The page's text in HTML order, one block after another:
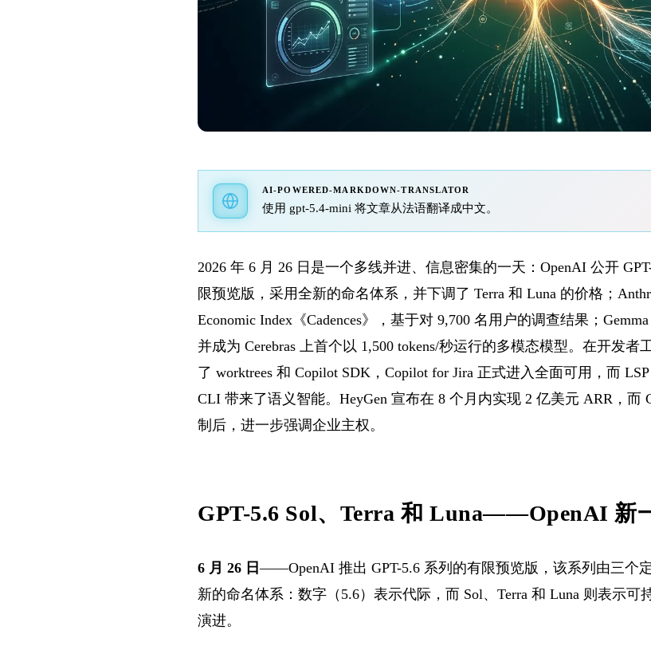
AI-POWERED-MARKDOWN-TRANSLATOR
使用 gpt-5.4-mini 将文章从法语翻译成中文。
2026 年 6 月 26 日是一个多线并进、信息密集的一天：OpenAI 公开
限预览版，采用全新的命名体系，并下调了 Terra 和 Luna 的价格；
Economic Index《Cadences》，基于对 9,700 名用户的调查结果；
并成为 Cerebras 上首个以 1,500 tokens/秒运行的多模态模型。在开发者
了 worktrees 和 Copilot SDK，Copilot for Jira 正式进入全面可用，而
CLI 带来了语义智能。HeyGen 宣布在 8 个月内实现 2 亿美元 ARR，而
制后，进一步强调企业主权。
GPT-5.6 Sol、Terra 和 Luna——OpenAI 新
6 月 26 日——OpenAI 推出 GPT-5.6 系列的有限预览版，该系列由三个
新的命名体系：数字（5.6）表示代际，而 Sol、Terra 和 Luna 则表示
演进。